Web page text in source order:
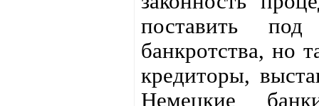
поставить
банкротства, но
кредиторы,
Немецкие